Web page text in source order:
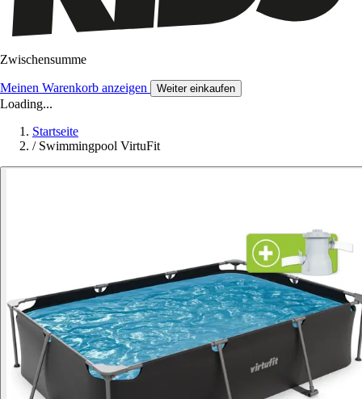
Zwischensumme
Meinen Warenkorb anzeigen Weiter einkaufen
Loading...
Startseite
/ Swimmingpool VirtuFit